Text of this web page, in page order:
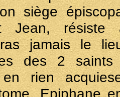
siège
Jean,
jamais le
des 2 saints
en rien
Epiphane